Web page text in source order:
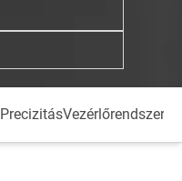
PrecizitásVezérlőrendszer